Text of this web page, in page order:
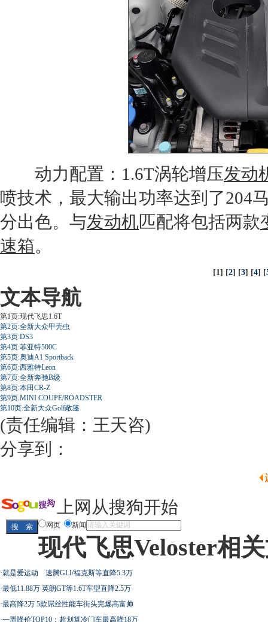
动力配置：1.6T涡轮增压发动
喷技术，最大输出功率达到了204
分出色。与发动机匹配将包括两款
速箱。
[1] [2] [3] [4] [
文本导航
第1页:现代飞思1.6T
第2页:全新大众甲壳虫
第3页:DS3
第4页:菲亚特500C
第5页:奥迪A1 Sportback
第6页:西雅特Leon
第7页:全新奔驰B级
第8页:本田CR-Z
第9页:MINI COUPE/ROADSTER
第10页:全新大众Golf敞篷
(责任编辑：王天咨)
分享到：
上网从搜狗开始
网页 新闻
现代飞思Veloster相
·就是爱运动 速腾GLI/福克斯等直降5.3万
·最低11.88万 英朗GT等1.6T车型直降2.5万
·最高降2万 5款屌丝性能车街头完爆高富帅
·一周降价TOP10：超划算冷门车最高降18万